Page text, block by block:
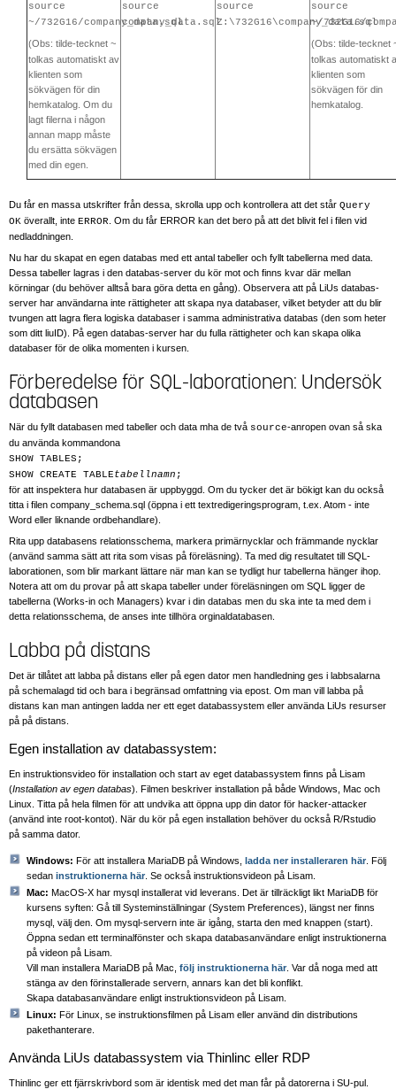
source
~/732G16/company_data.sql
(Obs: tilde-tecknet ~
tolkas automatiskt av
klienten som
sökvägen för din
hemkatalog. Om du
lagt filerna i någon
annan mapp måste
du ersätta sökvägen
med din egen.
source
company_data.sql
source
Z:\732G16\company_data.sql
source
~/732G16/
(Obs: tilde-tecknet
tolkas automatiskt
klienten som
sökvägen för din
hemkatalog.
Du får en massa utskrifter från dessa, skrolla upp och kontrollera att det står Query
OK överallt, inte ERROR . Om du får ERROR kan det bero på att det blivit fel i filen vid
nedladdningen.
Nu har du skapat en egen databas med ett antal tabeller och fyllt tabellerna med data.
Dessa tabeller lagras i den databas-server du kör mot och finns kvar där mellan
körningar (du behöver alltså bara göra detta en gång). Observera att på LiUs databas-
server har användarna inte rättigheter att skapa nya databaser, vilket betyder att du blir
tvungen att lagra flera logiska databaser i samma administrativa databas (den som heter
som ditt liuID). På egen databas-server har du fulla rättigheter och kan skapa olika
databaser för de olika momenten i kursen.
Förberedelse för SQL-laborationen: Undersök
databasen
När du fyllt databasen med tabeller och data mha de två source-anropen ovan så ska
du använda kommandona
SHOW TABLES;
SHOW CREATE TABLEtabellnamn ;
för att inspektera hur databasen är uppbyggd. Om du tycker det är bökigt kan du också
titta i filen company_schema.sql (öppna i ett textredigeringsprogram, t.ex. Atom - inte
Word eller liknande ordbehandlare).
Rita upp databasens relationsschema, markera primärnycklar och främmande nycklar
(använd samma sätt att rita som visas på föreläsning). Ta med dig resultatet till SQL-
laborationen, som blir markant lättare när man kan se tydligt hur tabellerna hänger ihop.
Notera att om du provar på att skapa tabeller under föreläsningen om SQL ligger de
tabellerna (Works-in och Managers) kvar i din databas men du ska inte ta med dem i
detta relationsschema, de anses inte tillhöra orginaldatabasen.
Labba på distans
Det är tillåtet att labba på distans eller på egen dator men handledning ges i labbsalarna
på schemalagd tid och bara i begränsad omfattning via epost. Om man vill labba på
distans kan man antingen ladda ner ett eget databassystem eller använda LiUs resurser
på på distans.
Egen installation av databassystem:
En instruktionsvideo för installation och start av eget databassystem finns på Lisam
(Installation av egen databas). Filmen beskriver installation på både Windows, Mac och
Linux. Titta på hela filmen för att undvika att öppna upp din dator för hacker-attacker
(använd inte root-kontot). När du kör på egen installation behöver du också R/Rstudio
på samma dator.
Windows: För att installera MariaDB på Windows, ladda ner installeraren här . Följ
sedan instruktionerna här . Se också instruktionsvideon på Lisam.
Mac: MacOS-X har mysql installerat vid leverans. Det är tillräckligt likt MariaDB för
kursens syften: Gå till Systeminställningar (System Preferences), längst ner finns
mysql, välj den. Om mysql-servern inte är igång, starta den med knappen (start).
Öppna sedan ett terminalfönster och skapa databasanvändare enligt instruktionerna
på videon på Lisam.
Vill man installera MariaDB på Mac, följ instruktionerna här . Var då noga med att
stänga av den förinstallerade servern, annars kan det bli konflikt.
Skapa databasanvändare enligt instruktionsvideon på Lisam.
Linux: För Linux, se instruktionsfilmen på Lisam eller använd din distributions
pakethanterare.
Använda LiUs databassystem via Thinlinc eller RDP
Thinlinc ger ett fjärrskrivbord som är identisk med det man får på datorerna i SU-pul.